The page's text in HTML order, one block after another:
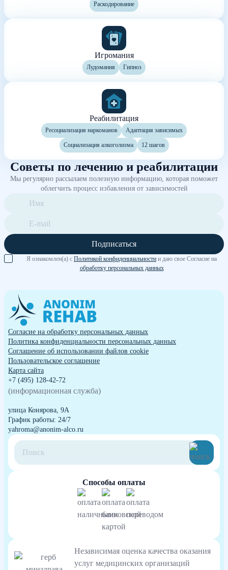
Раскодирование
Игромания
Лудомания Гипноз
Реабилитация
Ресоциализация наркоманов Адаптация зависимых
Социализация алкоголизма 12 шагов
Советы по лечению и реабилитации
Мы регулярно рассылаем полезную информацию, которая поможет
облегчить процесс избавления от зависимостей
Подписаться
Я ознакомлен(а) с Политикой конфиденциальности и даю свое Согласие на
обработку персональных данных
Согласие на обработку персональных данных
Политика конфиденциальности персональных данных
Cоглашение об использовании файлов cookie
Пользовательское соглашение
Карта сайта
+7 (495) 128-42-72
(информационная служба)
улица Конярова, 9А
График работы: 24/7
yahroma@anonim-alco.ru
Способы оплаты
Независимая оценка качества оказания
услуг медицинских организаций